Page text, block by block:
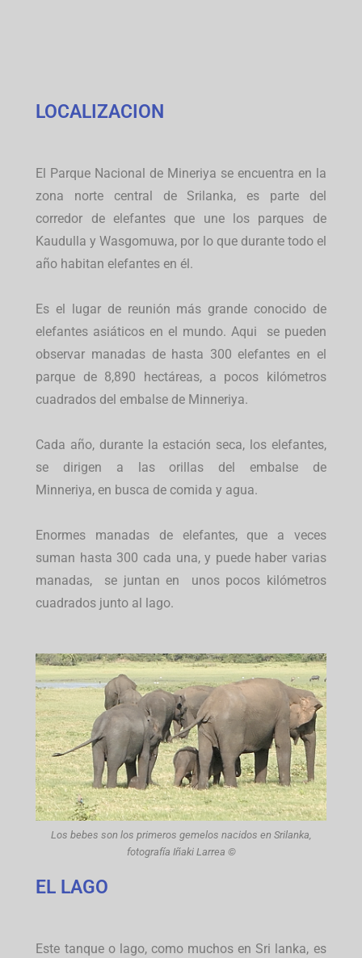
LOCALIZACION
El Parque Nacional de Mineriya se encuentra en la
zona norte central de Srilanka, es parte del
corredor de elefantes que une los parques de
Kaudulla y Wasgomuwa, por lo que durante todo el
año habitan elefantes en él.
Es el lugar de reunión más grande conocido de
elefantes asiáticos en el mundo. Aqui se pueden
observar manadas de hasta 300 elefantes en el
parque de 8,890 hectáreas, a pocos kilómetros
cuadrados del embalse de Minneriya.
Cada año, durante la estación seca, los elefantes,
se dirigen a las orillas del embalse de
Minneriya, en busca de comida y agua.
Enormes manadas de elefantes, que a veces
suman hasta 300 cada una, y puede haber varias
manadas, se juntan en unos pocos kilómetros
cuadrados junto al lago.
Los bebes son los primeros gemelos nacidos en Srilanka,
fotografía Iñaki Larrea ©
EL LAGO
Este tanque o lago, como muchos en Sri lanka, es